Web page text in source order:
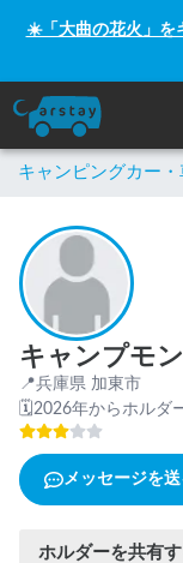
☀️「大曲の花火」を
キャンピングカー
キャンプモ
📍兵庫県 加東市
🗓2026年からホルダ
メッセージを送
ホルダーを共有